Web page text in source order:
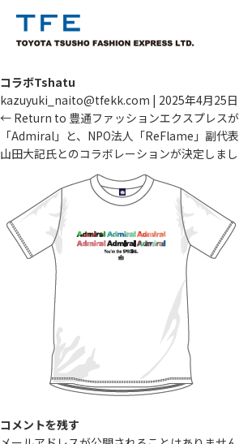
コラボTshatu
kazuyuki_naito@tfekk.com | 2025年4月25日
← Return to 豊通ファッションエクスプレス
「Admiral」と、NPO法人「ReFlame」副代
山田大記氏とのコラボレーションが決定しまし
コメントを残す